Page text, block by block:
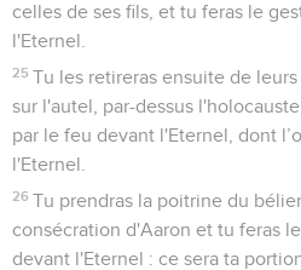
celles de ses fils, et tu feras le
l'Eternel.
25 Tu les retireras ensuite de
sur l'autel, par-dessus
par le feu devant l'Eternel, dont
l'Eternel.
26 Tu prendras la poitrine du
consécration d'Aaron et tu feras
devant l'Eternel : ce sera ta